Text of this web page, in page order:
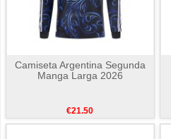
Camiseta Argentina Segunda
Manga Larga 2026
€21.50